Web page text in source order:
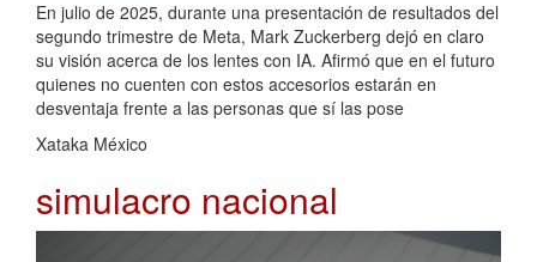
En julio de 2025, durante una presentación de resultados del
segundo trimestre de Meta, Mark Zuckerberg dejó en claro
su visión acerca de los lentes con IA. Afirmó que en el futuro
quienes no cuenten con estos accesorios estarán en
desventaja frente a las personas que sí las pose
Xataka México
simulacro nacional